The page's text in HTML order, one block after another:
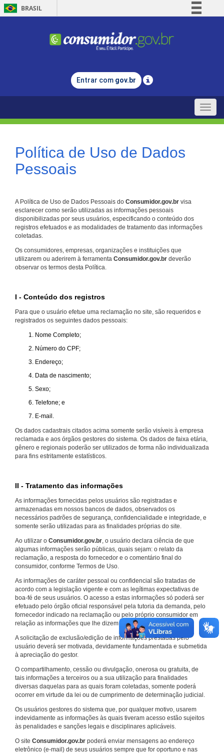
BRASIL
Comunica BR
Legislação
Entrar com gov.br
Toggle
Política de Uso de Dados
Pessoais
A Política de Uso de Dados Pessoais do Consumidor.gov.br visa
esclarecer como serão utilizadas as informações pessoais
disponibilizadas por seus usuários, especificando o conteúdo dos
registros efetuados e as modalidades de tratamento das informações
coletadas.
Os consumidores, empresas, organizações e instituições que
utilizarem ou aderirem à ferramenta Consumidor.gov.br deverão
observar os termos desta Política.
I - Conteúdo dos registros
Para que o usuário efetue uma reclamação no site, são requeridos e
registrados os seguintes dados pessoais:
Nome Completo;
Número do CPF;
Endereço;
Data de nascimento;
Sexo;
Telefone; e
E-mail.
Os dados cadastrais citados acima somente serão visíveis à empresa
reclamada e aos órgãos gestores do sistema. Os dados de faixa etária,
gênero e regionais poderão ser utilizados de forma não individualizada
para fins estritamente estatísticos.
II - Tratamento das informações
As informações fornecidas pelos usuários são registradas e
armazenadas em nossos bancos de dados, observados os
necessários padrões de segurança, confidencialidade e integridade, e
somente serão utilizadas para as finalidades próprias do site.
Ao utilizar o Consumidor.gov.br, o usuário declara ciência de que
algumas informações serão públicas, quais sejam: o relato da
reclamação, a resposta do fornecedor e o comentário final do
consumidor, conforme Termos de Uso.
As informações de caráter pessoal ou confidencial são tratadas de
acordo com a legislação vigente e com as legítimas expectativas de
boa-fé de seus usuários. O acesso a estas informações só poderá ser
efetuado pelo órgão oficial responsável pela tutoria da demanda, pelo
fornecedor indicado na reclamação ou pelo próprio consumidor em
relação as informações que lhe dizem respeito.
A solicitação de exclusão/edição de informações prestadas pelo
usuário deverá ser motivada, devidamente fundamentada e submetida
à apreciação do gestor.
O compartilhamento, cessão ou divulgação, onerosa ou gratuita, de
tais informações a terceiros ou a sua utilização para finalidades
diversas daquelas para as quais foram coletadas, somente poderá
ocorrer em virtude da lei ou de cumprimento de determinação judicial.
Os usuários gestores do sistema que, por qualquer motivo, usarem
indevidamente as informações às quais tiveram acesso estão sujeitos
às penalidades e sanções legais e disciplinares aplicáveis.
O site Consumidor.gov.br poderá enviar mensagens ao endereço
eletrônico (e-mail) de seus usuários sempre que for oportuno e nas